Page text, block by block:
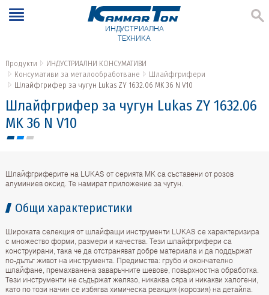
ИНДУСТРИАЛНА
ТЕХНИКА
Продукти
ИНДУСТРИАЛНИ КОНСУМАТИВИ
Консумативи за металообработване
Шлайфгрифери
Шлайфгрифер за чугун Lukas ZY 1632.06 MK 36 N V10
Шлайфгрифер за чугун Lukas ZY 1632.06
MK 36 N V10
Шлайфгриферите на LUKAS от серията MK са съставени от розов
алуминиев оксид. Те намират приложение за чугун.
Общи характеристики
Широката селекция от шлайфащи инструменти LUKAS се характеризира
с множество форми, размери и качества. Тези шлайфгрифери са
конструирани, така че да отстраняват добре материала и да поддържат
по-дълъг живот на инструмента. Предимства: грубо и окончателно
шлайфане, премахванена заваръчните шевове, повърхностна обработка.
Тези инструменти не съдържат желязо, никаква сяра и никакви халогени,
като по този начин се избягва химическа реакция (корозия) на детайла.